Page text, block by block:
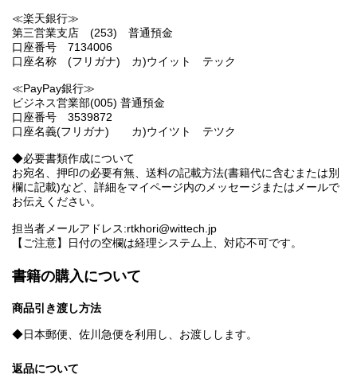
≪楽天銀行≫
第三営業支店 (253) 普通預金
口座番号 7134006
口座名称 (フリガナ) カ)ウイット テック
≪PayPay銀行≫
ビジネス営業部(005) 普通預金
口座番号 3539872
口座名義(フリガナ) カ)ウイツト テツク
◆必要書類作成について
お宛名、押印の必要有無、送料の記載方法(書籍代に含むまたは別
欄に記載)など、詳細をマイページ内のメッセージまたはメールで
お伝えください。
担当者メールアドレス:rtkhori@wittech.jp
【ご注意】日付の空欄は経理システム上、対応不可です。
書籍の購入について
商品引き渡し方法
◆日本郵便、佐川急便を利用し、お渡しします。
返品について